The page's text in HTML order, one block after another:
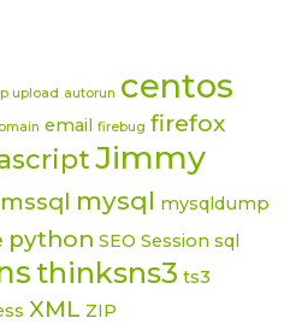
upload autorun centos
email firebug firefox
Jimmy
mssql mysql mysqldump
python SEO Session sql
thinksns3 ts3
XML ZIP